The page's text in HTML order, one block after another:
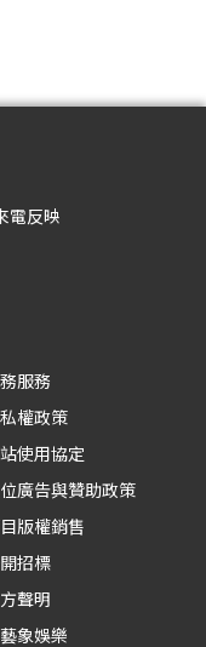
電反映
服務
權政策
使用協定
廣告與贊助政策
版權銷售
招標
聲明
象娛樂